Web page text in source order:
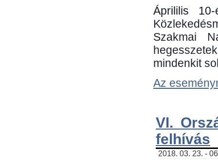
Áprililis
Szakmai
mindenkit
Az
VI.
felhívás
2018. 03. 23. -